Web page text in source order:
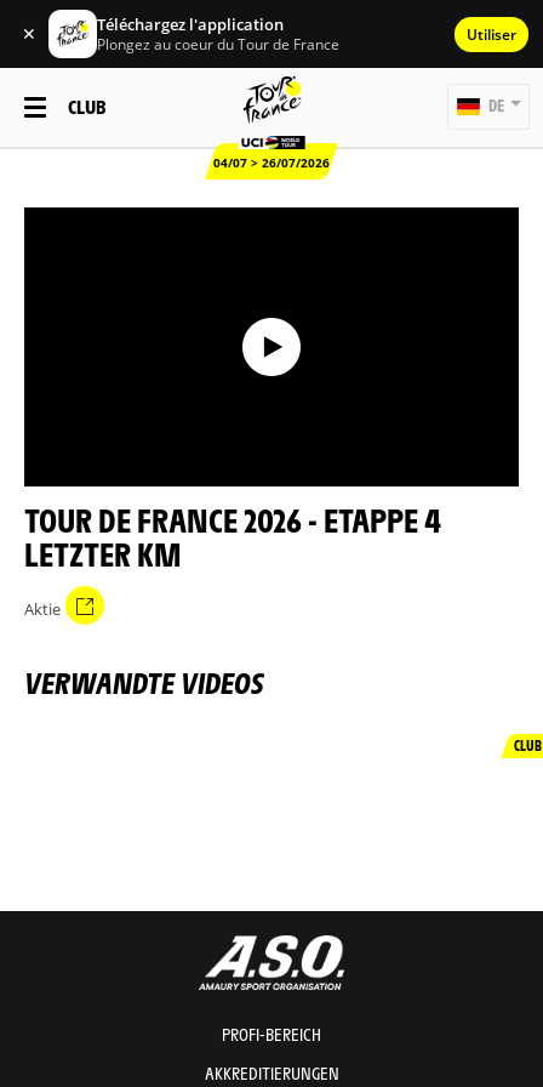
✕ Téléchargez l'application
Plongez au coeur du Tour de France Utiliser
CLUB
04/07 > 26/07/2026
DE
TOUR DE FRANCE 2026 - ETAPPE 4
LETZTER KM
Aktie
VERWANDTE VIDEOS
CLUB
PROFI-BEREICH
AKKREDITIERUNGEN